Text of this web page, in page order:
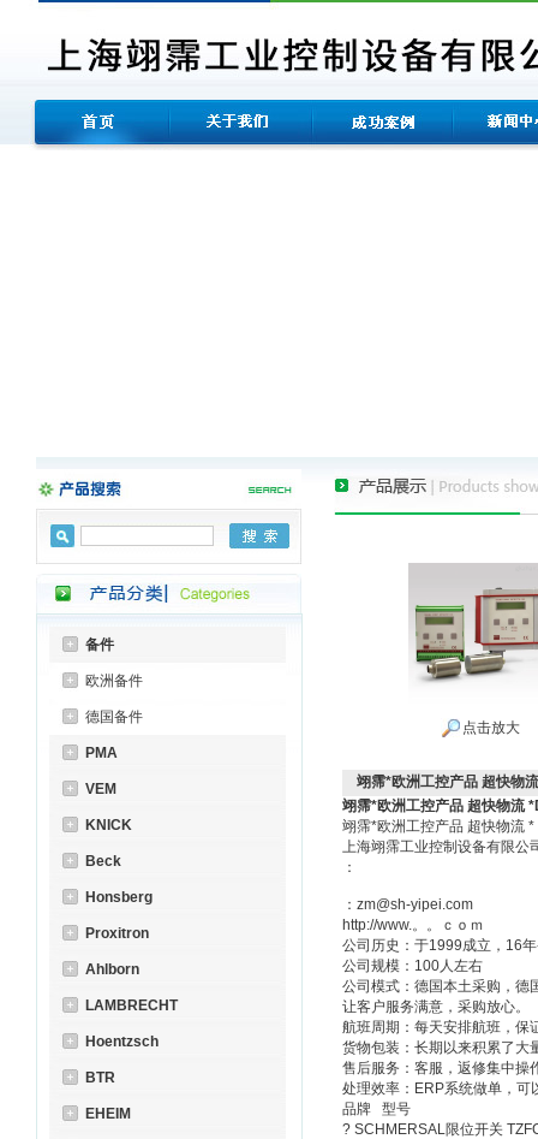
备件
欧洲备件
德国备件
PMA
VEM
KNICK
Beck
Honsberg
Proxitron
Ahlborn
LAMBRECHT
Hoentzsch
BTR
EHEIM
点击放大
翊霈*欧洲工控产品 超快物
翊霈*欧洲工控产品 超快物流
翊霈*欧洲工控产品 超快物
上海翊霈工业控制设备有限
：
：zm@sh-yipei.com
http://www.。。ｃｏｍ
公司历史：于1999成立，16
公司规模：100人左右
公司模式：德国本土采购，德
让客户服务满意，采购放心。
航班周期：每天安排航班，保
货物包装：长期以来积累了大
售后服务：客服，返修集中操
处理效率：ERP系统做单，可
品牌 型号
? SCHMERSAL限位开关